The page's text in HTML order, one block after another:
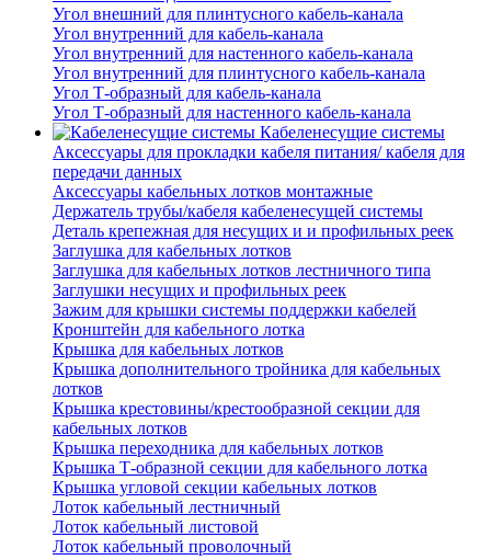
Угол внешний для плинтусного кабель-канала
Угол внутренний для кабель-канала
Угол внутренний для настенного кабель-канала
Угол внутренний для плинтусного кабель-канала
Угол Т-образный для кабель-канала
Угол Т-образный для настенного кабель-канала
Кабеленесущие системы
Аксессуары для прокладки кабеля питания/ кабеля для
передачи данных
Аксессуары кабельных лотков монтажные
Держатель трубы/кабеля кабеленесущей системы
Деталь крепежная для несущих и и профильных реек
Заглушка для кабельных лотков
Заглушка для кабельных лотков лестничного типа
Заглушки несущих и профильных реек
Зажим для крышки системы поддержки кабелей
Кронштейн для кабельного лотка
Крышка для кабельных лотков
Крышка дополнительного тройника для кабельных
лотков
Крышка крестовины/крестообразной секции для
кабельных лотков
Крышка переходника для кабельных лотков
Крышка Т-образной секции для кабельного лотка
Крышка угловой секции кабельных лотков
Лоток кабельный лестничный
Лоток кабельный листовой
Лоток кабельный проволочный